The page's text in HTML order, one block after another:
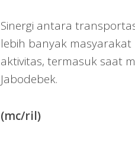
Sinergi antara
lebih banyak
aktivitas, termasuk saat
Jabodebek.
(mc/ril)